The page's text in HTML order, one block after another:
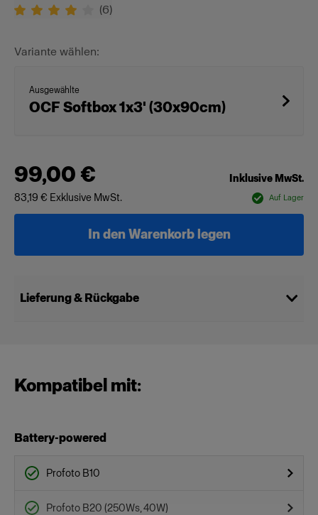
(6)
Variante wählen:
Ausgewählte
OCF Softbox 1x3' (30x90cm)
99,00 €
Inklusive MwSt.
83,19 € Exklusive MwSt. Auf Lager
In den Warenkorb legen
Lieferung & Rückgabe
Kompatibel mit:
Battery-powered
Profoto B10
Profoto B20 (250Ws, 40W)